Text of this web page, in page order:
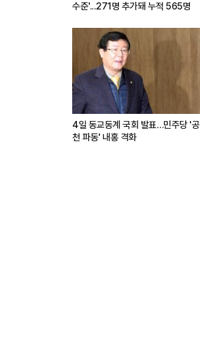
수준'...271명 추가돼 누적 565명
4일 동교동계 국회 발표…민주당 '공
천 파동' 내홍 격화